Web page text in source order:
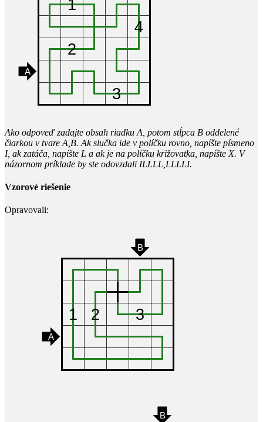
Ako odpoveď zadajte obsah riadku A, potom stĺpca B oddelené
čiarkou v tvare A,B. Ak slučka ide v políčku rovno, napíšte písmeno
I, ak zatáča, napíšte L a ak je na políčku križovatka, napíšte X. V
názornom príklade by ste odovzdali ILLLL,LLLLI.
Vzorové riešenie
Opravovali: